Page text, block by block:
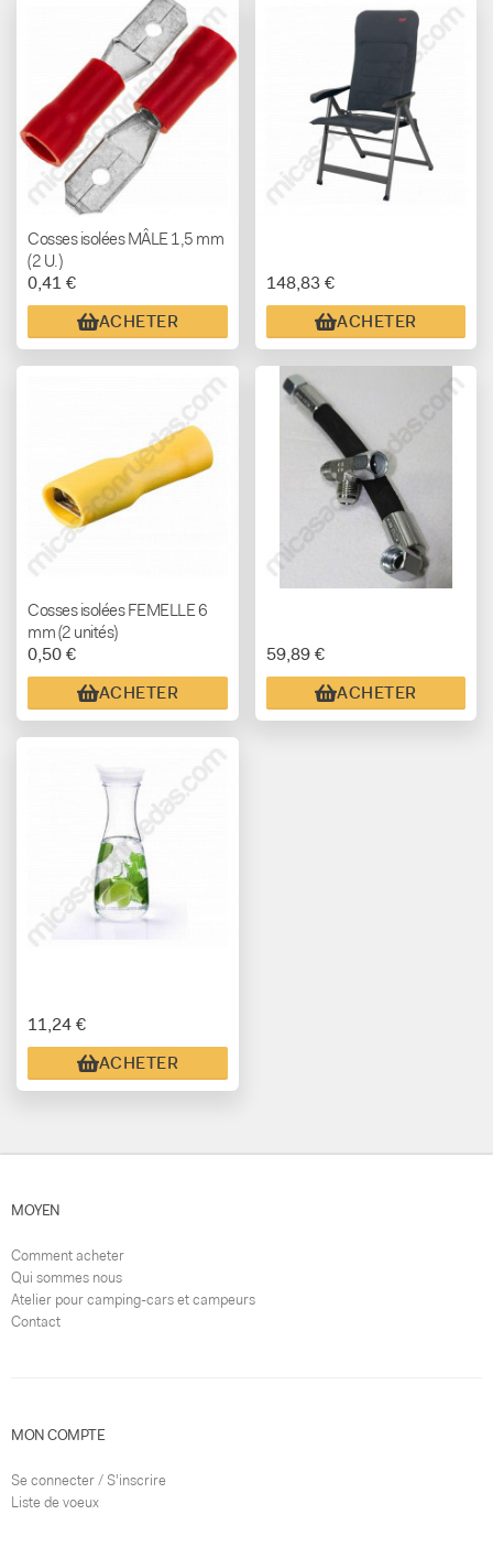
Cosses isolées MÂLE 1,5 mm
(2 U.)
0,41 €
ACHETER
148,83 €
ACHETER
Cosses isolées FEMELLE 6
mm (2 unités)
0,50 €
ACHETER
59,89 €
ACHETER
11,24 €
ACHETER
MOYEN
Comment acheter
Qui sommes nous
Atelier pour camping-cars et campeurs
Contact
MON COMPTE
Se connecter / S'inscrire
Liste de voeux